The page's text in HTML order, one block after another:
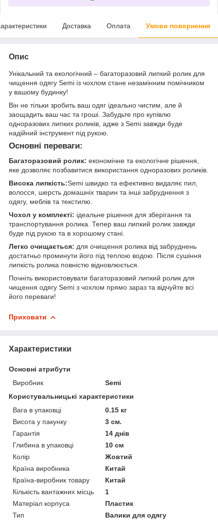
Доставка Оплата Умови повернення
Опис
Унікальний та екологічний – багаторазовий липкий ролик для
чищення одягу Semi із чохлом стане незамінним помічником
у вашому будинку!
Він не тільки зробить ваш одяг ідеально чистим, але й
заощадить ваш час та гроші. Забудьте про купівлю
одноразових липких роликів, адже з Semi завжди буде
надійний інструмент під рукою.
Основні переваги:
Багаторазовий ролик: економічне та екологічне рішення,
яке дозволяє позбавитися використання одноразових роликів.
Висока липкість:Semi швидко та ефективно видаляє пил,
волосся, шерсть домашніх тварин та інші забруднення з
одягу, меблів та текстилю.
Чохол у комплекті: ідеальне рішення для зберігання та
транспортування ролика. Тепер ваш липкий ролик завжди
буде під рукою та в хорошому стані.
Легко очищається: для очищення ролика від забруднень
достатньо проминути його під теплою водою. Після сушіння
липкість ролика повністю відновлюється.
Почніть використовувати багаторазовий липкий ролик для
чищення одягу Semi з чохлом прямо зараз та відчуйте всі
його переваги!
Приховати
Характеристики
Основні атрибути
Виробник
Semi
Користувальницькі характеристики
Вага в упаковці
0.15 кг
Висота у пакунку
3 см.
Гарантія
14 днів
Глибина в упаковці
10 см
Колір
Жовтий
Країна виробника
Китай
Країна-виробник товару
Китай
Кількість вантажних місць
1
Матеріал корпуса
Пластик
Тип
Валики для одягу